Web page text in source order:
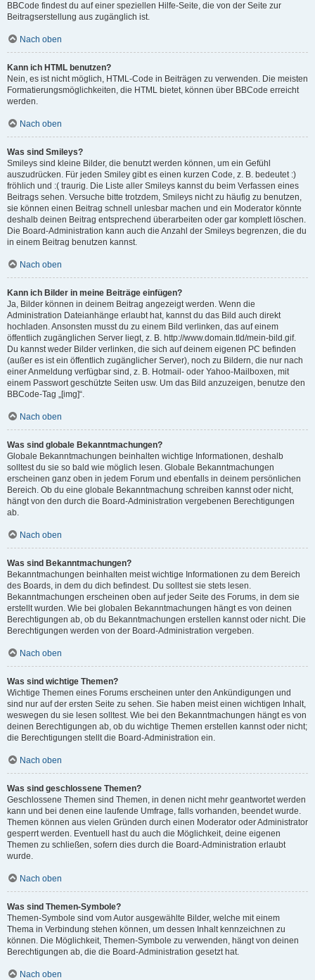
BBCode findest du auf einer speziellen Hilfe-Seite, die von der Seite zur
Beitragserstellung aus zugänglich ist.
Nach oben
Kann ich HTML benutzen?
Nein, es ist nicht möglich, HTML-Code in Beiträgen zu verwenden. Die meisten
Formatierungsmöglichkeiten, die HTML bietet, können über BBCode erreicht
werden.
Nach oben
Was sind Smileys?
Smileys sind kleine Bilder, die benutzt werden können, um ein Gefühl
auszudrücken. Für jeden Smiley gibt es einen kurzen Code, z. B. bedeutet :)
fröhlich und :( traurig. Die Liste aller Smileys kannst du beim Verfassen eines
Beitrags sehen. Versuche bitte trotzdem, Smileys nicht zu häufig zu benutzen,
sie können einen Beitrag schnell unlesbar machen und ein Moderator könnte
deshalb deinen Beitrag entsprechend überarbeiten oder gar komplett löschen.
Die Board-Administration kann auch die Anzahl der Smileys begrenzen, die du
in einem Beitrag benutzen kannst.
Nach oben
Kann ich Bilder in meine Beiträge einfügen?
Ja, Bilder können in deinem Beitrag angezeigt werden. Wenn die
Administration Dateianhänge erlaubt hat, kannst du das Bild auch direkt
hochladen. Ansonsten musst du zu einem Bild verlinken, das auf einem
öffentlich zugänglichen Server liegt, z. B. http://www.domain.tld/mein-bild.gif.
Du kannst weder Bilder verlinken, die sich auf deinem eigenen PC befinden
(außer es ist ein öffentlich zugänglicher Server), noch zu Bildern, die nur nach
einer Anmeldung verfügbar sind, z. B. Hotmail- oder Yahoo-Mailboxen, mit
einem Passwort geschützte Seiten usw. Um das Bild anzuzeigen, benutze den
BBCode-Tag „[img]“.
Nach oben
Was sind globale Bekanntmachungen?
Globale Bekanntmachungen beinhalten wichtige Informationen, deshalb
solltest du sie so bald wie möglich lesen. Globale Bekanntmachungen
erscheinen ganz oben in jedem Forum und ebenfalls in deinem persönlichen
Bereich. Ob du eine globale Bekanntmachung schreiben kannst oder nicht,
hängt von den durch die Board-Administration vergebenen Berechtigungen
ab.
Nach oben
Was sind Bekanntmachungen?
Bekanntmachungen beinhalten meist wichtige Informationen zu dem Bereich
des Boards, in dem du dich befindest. Du solltest sie stets lesen.
Bekanntmachungen erscheinen oben auf jeder Seite des Forums, in dem sie
erstellt wurden. Wie bei globalen Bekanntmachungen hängt es von deinen
Berechtigungen ab, ob du Bekanntmachungen erstellen kannst oder nicht. Die
Berechtigungen werden von der Board-Administration vergeben.
Nach oben
Was sind wichtige Themen?
Wichtige Themen eines Forums erscheinen unter den Ankündigungen und
sind nur auf der ersten Seite zu sehen. Sie haben meist einen wichtigen Inhalt,
weswegen du sie lesen solltest. Wie bei den Bekanntmachungen hängt es von
deinen Berechtigungen ab, ob du wichtige Themen erstellen kannst oder nicht;
die Berechtigungen stellt die Board-Administration ein.
Nach oben
Was sind geschlossene Themen?
Geschlossene Themen sind Themen, in denen nicht mehr geantwortet werden
kann und bei denen eine laufende Umfrage, falls vorhanden, beendet wurde.
Themen können aus vielen Gründen durch einen Moderator oder Administrator
gesperrt werden. Eventuell hast du auch die Möglichkeit, deine eigenen
Themen zu schließen, sofern dies durch die Board-Administration erlaubt
wurde.
Nach oben
Was sind Themen-Symbole?
Themen-Symbole sind vom Autor ausgewählte Bilder, welche mit einem
Thema in Verbindung stehen können, um dessen Inhalt kennzeichnen zu
können. Die Möglichkeit, Themen-Symbole zu verwenden, hängt von deinen
Berechtigungen ab, die die Board-Administration gesetzt hat.
Nach oben